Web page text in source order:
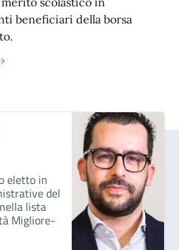
beneficiari della borsa
eletto in
del
lista
Migliore-